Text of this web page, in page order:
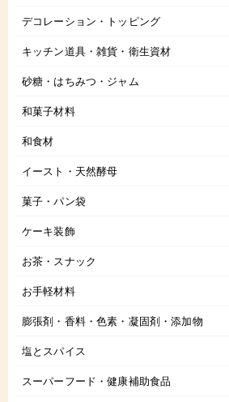
デコレーション・トッピング
キッチン道具・雑貨・衛生資材
砂糖・はちみつ・ジャム
和菓子材料
和食材
イースト・天然酵母
菓子・パン袋
ケーキ装飾
お茶・スナック
お手軽材料
膨張剤・香料・色素・凝固剤・添加物
塩とスパイス
スーパーフード・健康補助食品